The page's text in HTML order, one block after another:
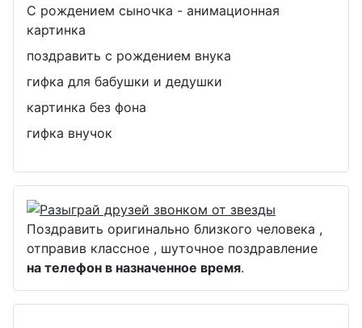
С рождением сыночка - анимационная
картинка
поздравить с рождением внука
гифка для бабушки и дедушки
картинка без фона
гифка внучок
Поздравить оригинально близкого человека ,
отправив классное , шуточное поздравление
на телефон в назначенное время.